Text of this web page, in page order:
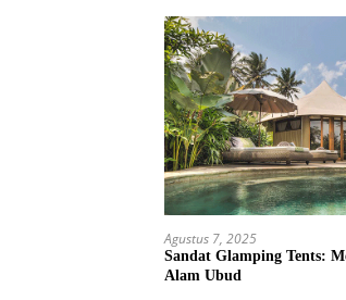
Agustus 7, 2025
Sandat Glamping Tents:
Alam Ubud